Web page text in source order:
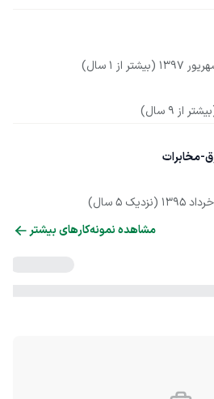
(بیشتر از 1 سال)
از 9 سال)
مخابرات
(نزدیک 5 سال)
مشاهده نمونه‌کارهای بیشتر